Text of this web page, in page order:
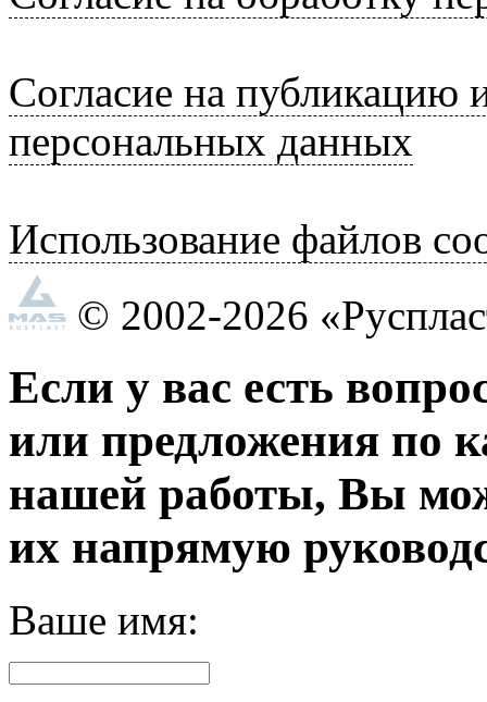
Согласие на публикацию
персональных данных
Использование файлов
© 2002-2026
Если у вас есть
или предложения по
нашей работы, Вы
их напрямую
Ваше имя: